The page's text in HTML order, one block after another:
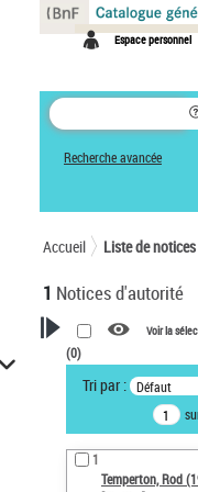
Espace personnel
Recherche avancée
Accueil Liste de
1 Notices d'autorité
VOTRE RECHERCHE
Recherche
notices d’autorité
Œuvres liées à
Temperton, Rod
Voir la
(0)
Tri par : Défaut
1
Temperton, Rod
Panneau de gestion des cookies